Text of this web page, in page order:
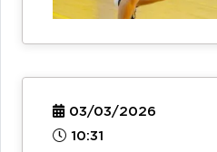
03/03/2026
10:31